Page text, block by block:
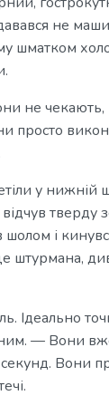
не
шматком
не
просто
у нижній
тверду
і
штурмана,
Ідеально
— Вони
Вони